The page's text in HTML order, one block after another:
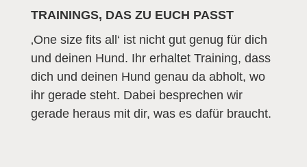
TRAININGS, DAS ZU EUCH PASST
‚One size fits all‘ ist nicht gut genug für dich
und deinen Hund. Ihr erhaltet Training, dass
dich und deinen Hund genau da abholt, wo
ihr gerade steht. Dabei besprechen wir
gerade heraus mit dir, was es dafür braucht.